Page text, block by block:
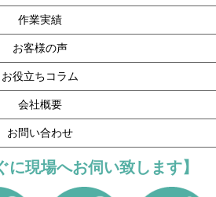
作業実績
お客様の声
お役立ちコラム
会社概要
お問い合わせ
に現場へお伺い致します】